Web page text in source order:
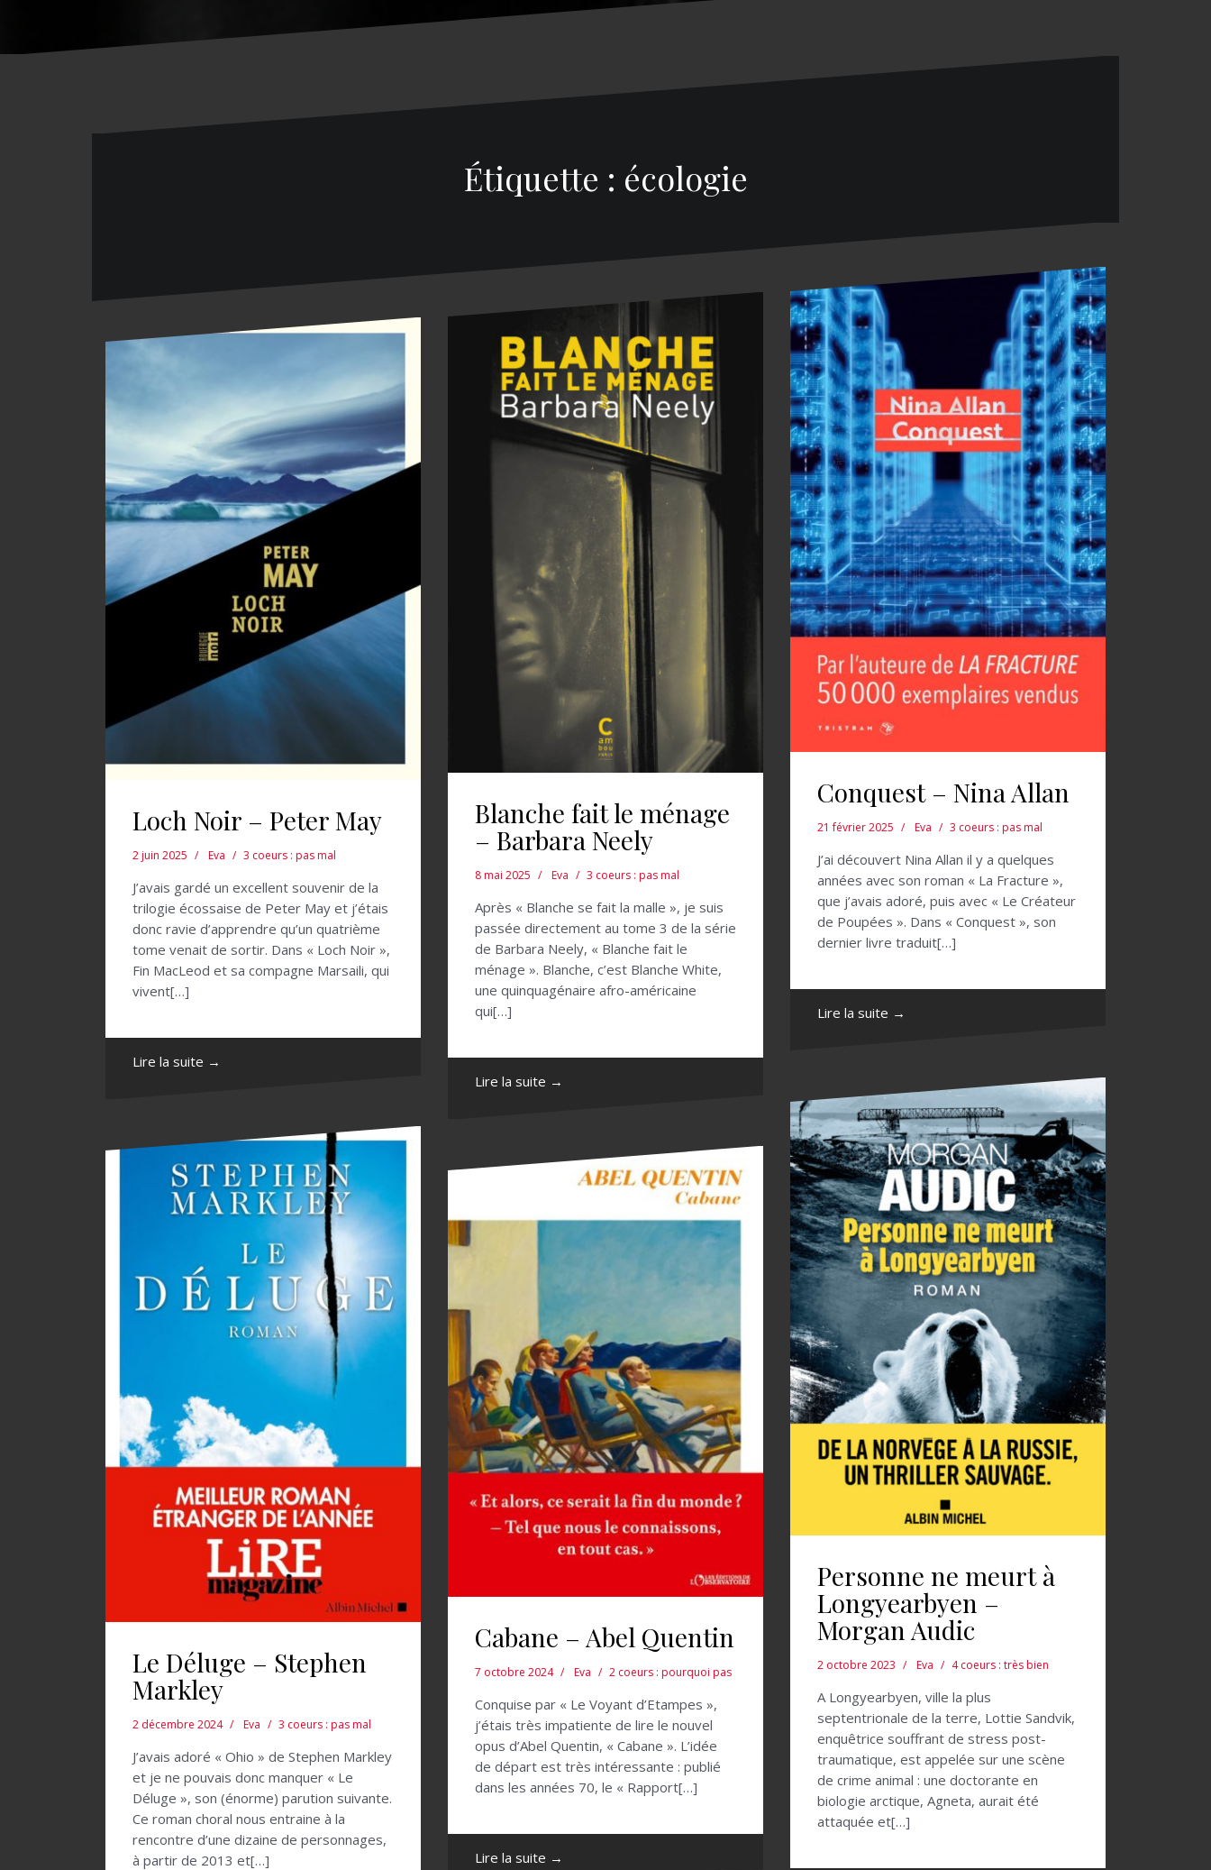
Étiquette : écologie
Loch Noir – Peter May
2 juin 2025 Eva 3 coeurs : pas mal
J’avais gardé un excellent souvenir de la
trilogie écossaise de Peter May et j’étais
donc ravie d’apprendre qu’un quatrième
tome venait de sortir. Dans « Loch Noir »,
Fin MacLeod et sa compagne Marsaili, qui
vivent[…]
Lire la suite →
Blanche fait le ménage
– Barbara Neely
8 mai 2025 Eva 3 coeurs : pas mal
Après « Blanche se fait la malle », je suis
passée directement au tome 3 de la série
de Barbara Neely, « Blanche fait le
ménage ». Blanche, c’est Blanche White,
une quinquagénaire afro-américaine
qui[…]
Lire la suite →
Conquest – Nina Allan
21 février 2025 Eva 3 coeurs : pas mal
J’ai découvert Nina Allan il y a quelques
années avec son roman « La Fracture »,
que j’avais adoré, puis avec « Le Créateur
de Poupées ». Dans « Conquest », son
dernier livre traduit[…]
Lire la suite →
Le Déluge – Stephen
Markley
2 décembre 2024 Eva 3 coeurs : pas mal
J’avais adoré « Ohio » de Stephen Markley
et je ne pouvais donc manquer « Le
Déluge », son (énorme) parution suivante.
Ce roman choral nous entraine à la
rencontre d’une dizaine de personnages,
à partir de 2013 et[…]
Cabane – Abel Quentin
7 octobre 2024 Eva 2 coeurs : pourquoi pas
Conquise par « Le Voyant d’Etampes »,
j’étais très impatiente de lire le nouvel
opus d’Abel Quentin, « Cabane ». L’idée
de départ est très intéressante : publié
dans les années 70, le « Rapport[…]
Lire la suite →
Personne ne meurt à
Longyearbyen –
Morgan Audic
2 octobre 2023 Eva 4 coeurs : très bien
A Longyearbyen, ville la plus
septentrionale de la terre, Lottie Sandvik,
enquêtrice souffrant de stress post-
traumatique, est appelée sur une scène
de crime animal : une doctorante en
biologie arctique, Agneta, aurait été
attaquée et[…]